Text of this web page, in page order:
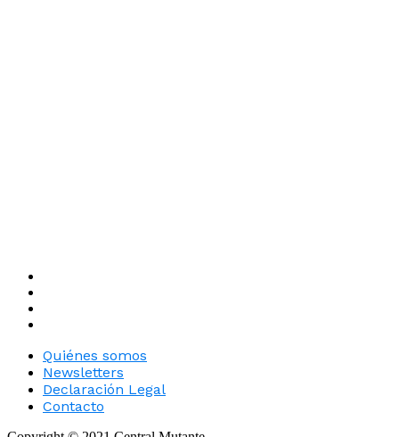
Quiénes somos
Newsletters
Declaración Legal
Contacto